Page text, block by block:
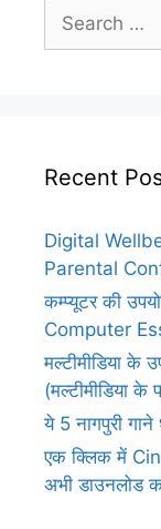
for:
Recent
Digital
Parental
कम्प्यूटर की
Computer
मल्टीमीडिया के
(मल्टीमीडिया के
ये 5 नागपुरी
एक क्लिक में
अभी डाउनलोड